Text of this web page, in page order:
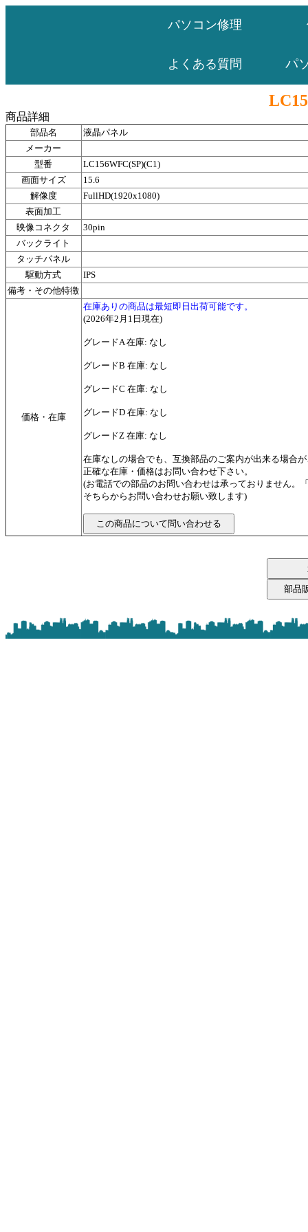
パソコン修理
よくある質問 パ
商品詳細
部品名
液晶パネル
メーカー
型番
LC156WFC(SP)(C1)
画面サイズ
15.6
解像度
FullHD(1920x1080)
表面加工
映像コネクタ
30pin
バックライト
タッチパネル
駆動方式
IPS
備考・その他特徴
価格・在庫
在庫ありの商品は最短即日出荷可能です。
(2026年2月1日現在)
グレードA 在庫: なし
グレードB 在庫: なし
グレードC 在庫: なし
グレードD 在庫: なし
グレードZ 在庫: なし
在庫なしの場合でも、互換部品のご案内が出来る場合
正確な在庫・価格はお問い合わせ下さい。
(お電話での部品のお問い合わせは承っておりません。
そちらからお問い合わせお願い致します)